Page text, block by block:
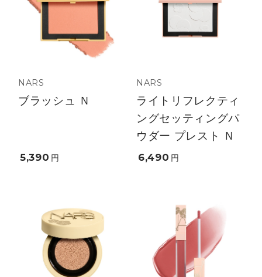
NARS
ブラッシュ Ｎ
5,390 円
NARS
ライトリフレクティ
ングセッティングパ
ウダー プレスト Ｎ
6,490 円